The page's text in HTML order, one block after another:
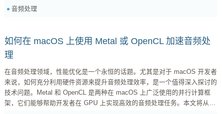
们提供了完整的音频制作流程，包含录音、编辑、混...
音频处理
如何在 macOS 上使用 Metal 或 OpenCL 加速音频处
理
在音频处理领域，性能优化是一个永恒的话题。尤其是对于 macOS 开发者
来说，如何充分利用硬件资源来提升音频处理效率，是一个值得深入探讨的
技术问题。Metal 和 OpenCL 是两种在 macOS 上广泛使用的并行计算框
架，它们能够帮助开发者在 GPU 上实现高效的音频处理任务。本文将从基